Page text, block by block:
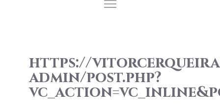
https://
admin/post.php?